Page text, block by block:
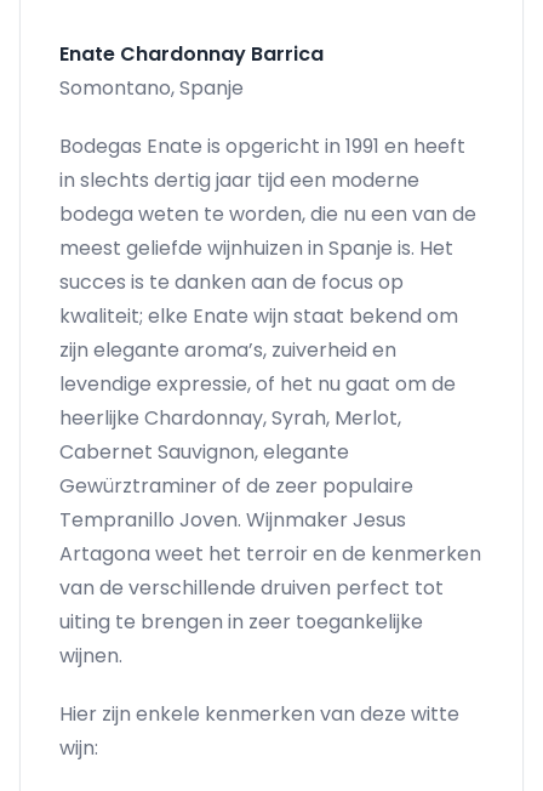
Enate Chardonnay Barrica
Somontano, Spanje
Bodegas Enate is opgericht in 1991 en heeft
in slechts dertig jaar tijd een moderne
bodega weten te worden, die nu een van de
meest geliefde wijnhuizen in Spanje is. Het
succes is te danken aan de focus op
kwaliteit; elke Enate wijn staat bekend om
zijn elegante aroma’s, zuiverheid en
levendige expressie, of het nu gaat om de
heerlijke Chardonnay, Syrah, Merlot,
Cabernet Sauvignon, elegante
Gewürztraminer of de zeer populaire
Tempranillo Joven. Wijnmaker Jesus
Artagona weet het terroir en de kenmerken
van de verschillende druiven perfect tot
uiting te brengen in zeer toegankelijke
wijnen.
Hier zijn enkele kenmerken van deze witte
wijn: